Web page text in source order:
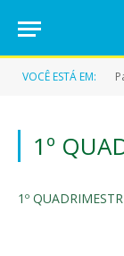
VOCÊ ESTÁ EM:
1º
1º